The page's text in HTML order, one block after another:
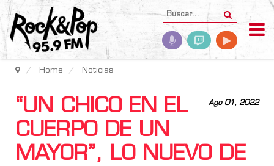
Home Noticias
Ago 01, 2022
“UN CHICO EN EL
CUERPO DE UN
MAYOR”, LO NUEVO DE